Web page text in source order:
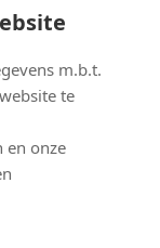
m.b.t.
te
en onze